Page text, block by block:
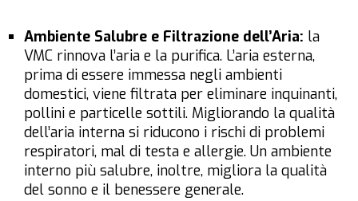
Ambiente Salubre e Filtrazione dell’Aria: la
VMC rinnova l’aria e la purifica. L’aria esterna,
prima di essere immessa negli ambienti
domestici, viene filtrata per eliminare inquinanti,
pollini e particelle sottili. Migliorando la qualità
dell’aria interna si riducono i rischi di problemi
respiratori, mal di testa e allergie. Un ambiente
interno più salubre, inoltre, migliora la qualità
del sonno e il benessere generale.